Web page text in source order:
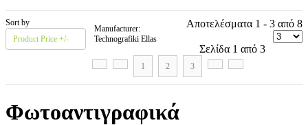
Sort by
Product Price +/-
Manufacturer:
Technografiki Ellas
Αποτελέσματα 1 - 3 από 8
Σελίδα 1 από 3
1 2 3
Φωτοαντιγραφικά